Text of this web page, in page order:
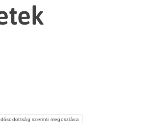
szerinti megoszlása